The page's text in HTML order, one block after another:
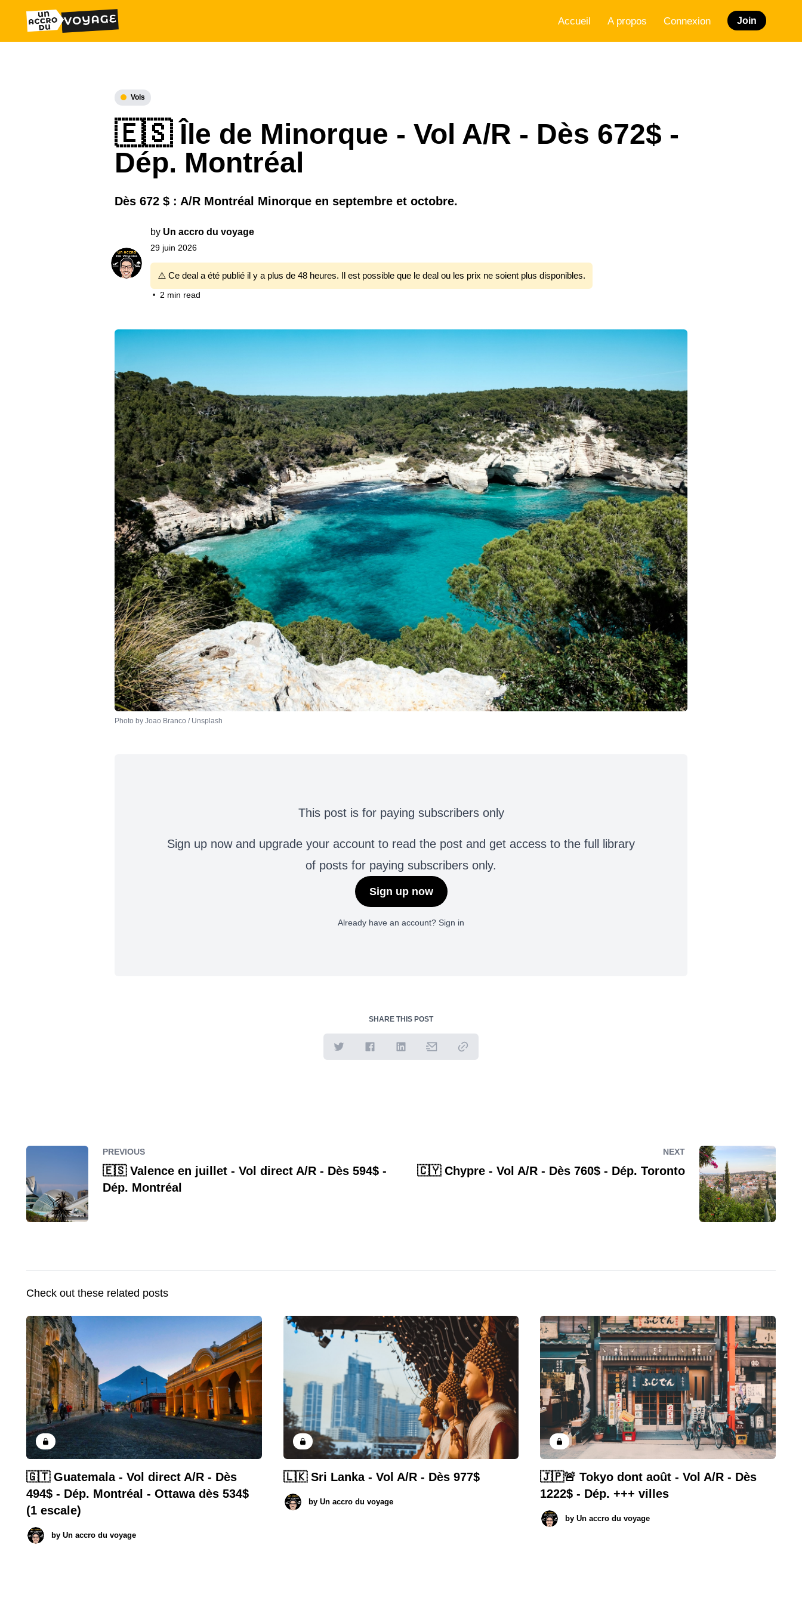
Accueil A propos Connexion Join
Vols
🇪🇸 Île de Minorque - Vol A/R - Dès 672$ -
Dép. Montréal
Dès 672 $ : A/R Montréal Minorque en septembre et octobre.
by Un accro du voyage
29 juin 2026
⚠️ Ce deal a été publié il y a plus de 48 heures. Il est possible que le deal ou les prix ne soient plus disponibles.
• 2 min read
Photo by Joao Branco / Unsplash
This post is for paying subscribers only
Sign up now and upgrade your account to read the post and get access to the full library
of posts for paying subscribers only.
Sign up now
Already have an account? Sign in
SHARE THIS POST
PREVIOUS
🇪🇸 Valence en juillet - Vol direct A/R - Dès 594$ -
Dép. Montréal
NEXT
🇨🇾 Chypre - Vol A/R - Dès 760$ - Dép. Toronto
Check out these related posts
🇬🇹 Guatemala - Vol direct A/R - Dès
494$ - Dép. Montréal - Ottawa dès 534$
(1 escale)
by Un accro du voyage
🇱🇰 Sri Lanka - Vol A/R - Dès 977$
by Un accro du voyage
🇯🇵🚨 Tokyo dont août - Vol A/R - Dès
1222$ - Dép. +++ villes
by Un accro du voyage